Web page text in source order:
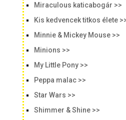
Miraculous katicabogár >>
Kis kedvencek titkos élete
Minnie & Mickey Mouse >>
Minions >>
My Little Pony >>
Peppa malac >>
Star Wars >>
Shimmer & Shine >>